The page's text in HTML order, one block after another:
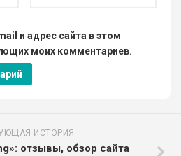
и адрес сайта в этом
моих комментариев.
ИСТОРИЯ
отзывы, обзор сайта